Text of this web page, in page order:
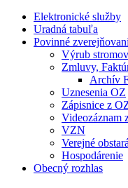
Elektronické služby
Uradná tabuľa
Povinné
Výrub
Zmluvy,
Archív
Uznesenia OZ
Zápisnice z
Videozáznam
VZN
Verejné
Hospodárenie
Obecný rozhlas